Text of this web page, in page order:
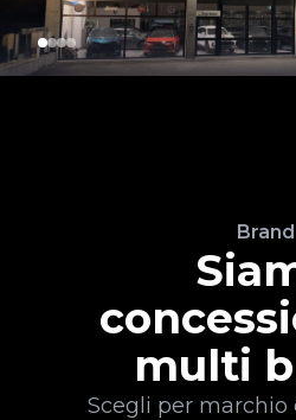
Brand
multi
Scegli per marchio